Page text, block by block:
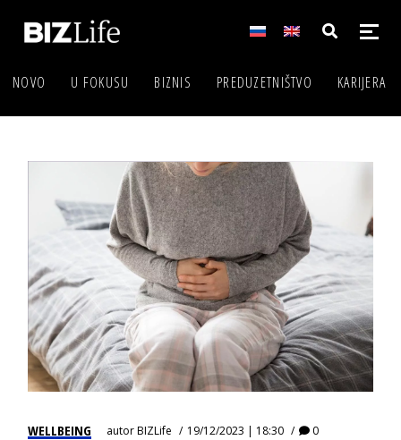
NOVO U FOKUSU BIZNIS PREDUZETNIŠTVO KARIJERA
WELLBEING autorBIZLife 19/12/2023 | 18:30 0